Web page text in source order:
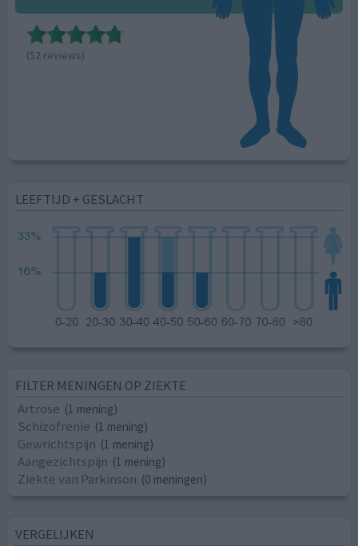
(52 reviews)
LEEFTIJD + GESLACHT
FILTER MENINGEN OP ZIEKTE
Artrose (1 mening)
Schizofrenie (1 mening)
Gewrichtspijn (1 mening)
Aangezichtspijn (1 mening)
Ziekte van Parkinson (0 meningen)
VERGELIJKEN